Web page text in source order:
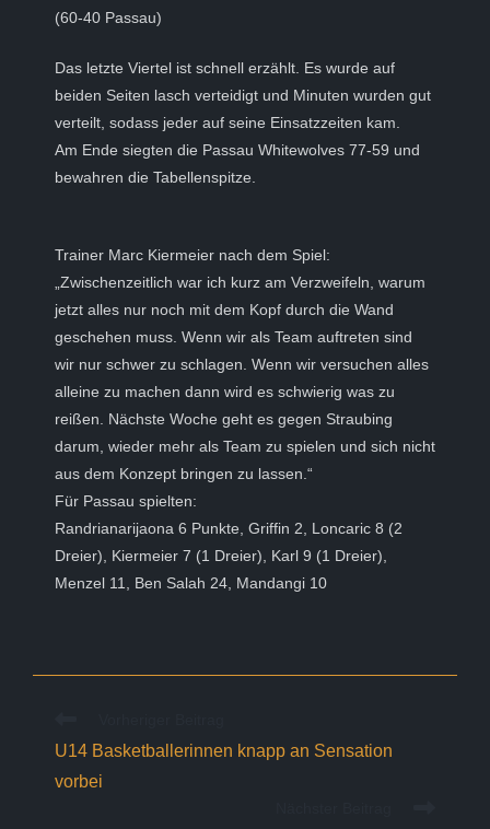
(60-40 Passau)
Das letzte Viertel ist schnell erzählt. Es wurde auf
beiden Seiten lasch verteidigt und Minuten wurden gut
verteilt, sodass jeder auf seine Einsatzzeiten kam.
Am Ende siegten die Passau Whitewolves 77-59 und
bewahren die Tabellenspitze.
Trainer Marc Kiermeier nach dem Spiel:
„Zwischenzeitlich war ich kurz am Verzweifeln, warum
jetzt alles nur noch mit dem Kopf durch die Wand
geschehen muss. Wenn wir als Team auftreten sind
wir nur schwer zu schlagen. Wenn wir versuchen alles
alleine zu machen dann wird es schwierig was zu
reißen. Nächste Woche geht es gegen Straubing
darum, wieder mehr als Team zu spielen und sich nicht
aus dem Konzept bringen zu lassen.“
Für Passau spielten:
Randrianarijaona 6 Punkte, Griffin 2, Loncaric 8 (2
Dreier), Kiermeier 7 (1 Dreier), Karl 9 (1 Dreier),
Menzel 11, Ben Salah 24, Mandangi 10
ansehen
U14 Basketballerinnen knapp an Sensation
vorbei